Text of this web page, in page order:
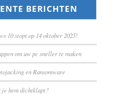
BERICHTEN
10 stopt op 14 oktober 2025!
om uw pc sneller te maken
en Ransomware
je hem dichtklapt?